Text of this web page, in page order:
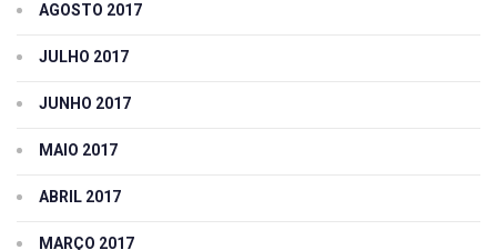
AGOSTO 2017
JULHO 2017
JUNHO 2017
MAIO 2017
ABRIL 2017
MARÇO 2017